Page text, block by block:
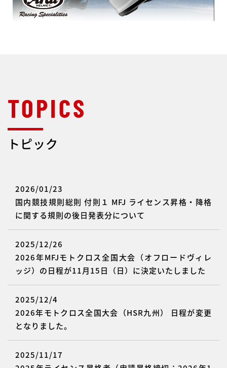
トピック
2026/01/23
国内競技規則総則 付則１ MFJ ライセンス昇格・降格
に関する規則の後日発表分について
2025/12/26
2026年MFJモトクロス全国大会（オフロードヴィレ
ッジ）の日程が11月15日（日）に決定いたしました
2025/12/4
2026年モトクロス全国大会（HSR九州） 日程が変更
となりました。
2025/11/17